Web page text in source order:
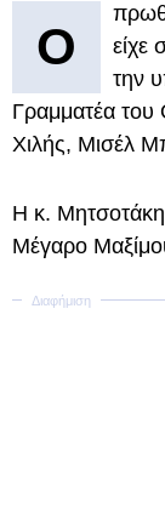
Ο
είχε
την
Γραμματέα
Χιλής, Μισέλ
Η κ.
Μέγαρο